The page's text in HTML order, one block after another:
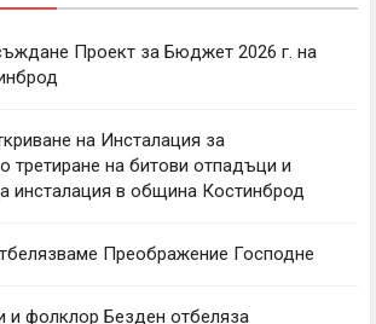
Проект за Бюджет 2026 г. на
на Инсталация за
третиране на битови отпадъци и
инсталация в община Костинброд
Преображение Господне
и фолклор Безден отбеляза